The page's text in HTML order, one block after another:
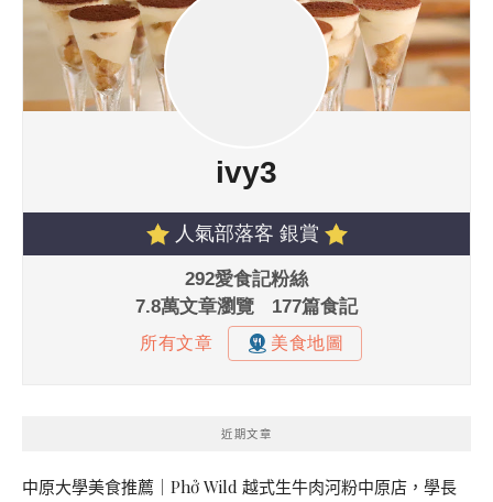
近期文章
中原大學美食推薦｜Phở Wild 越式生牛肉河粉中原店，學長